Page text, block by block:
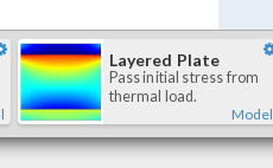
Layered Plate
Pass initial stress from
thermal load.
Model